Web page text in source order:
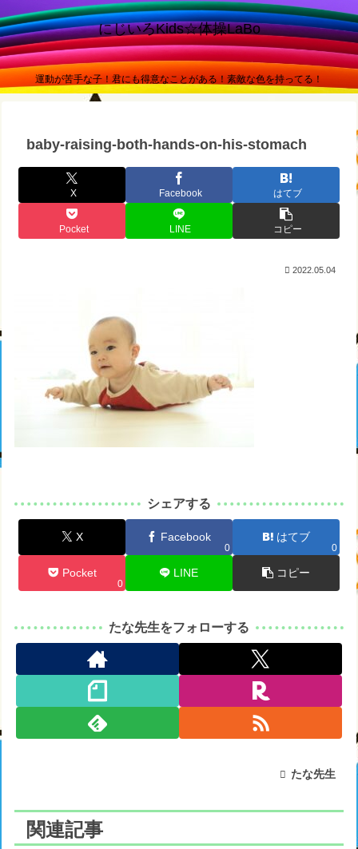
にじいろKids☆体操LaBo
運動が苦手な子！君にも得意なことがある！素敵な色を持ってる！
baby-raising-both-hands-on-his-stomach
X Facebook はてブ
Pocket LINE コピー
2022.05.04
シェアする
X Facebook
0
はてブ
0
Pocket
0
LINE コピー
たな先生をフォローする
たな先生
関連記事